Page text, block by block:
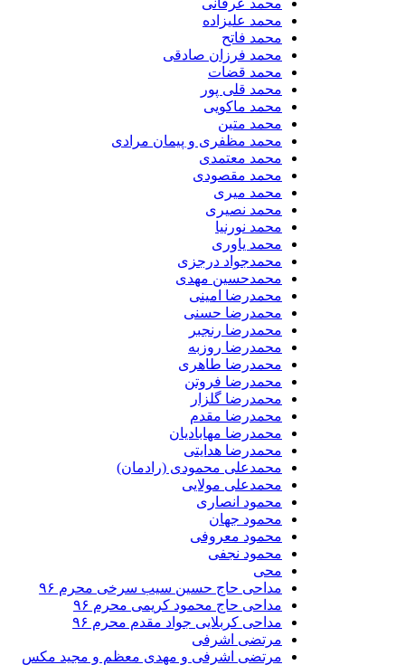
محمد علیزاده
محمد فاتح
محمد فرزان صادقی
محمد قضات
محمد قلی پور
محمد ماکویی
محمد متین
محمد مظفری و پیمان مرادی
محمد معتمدی
محمد مقصودی
محمد میری
محمد نصیری
محمد نورنیا
محمد یاوری
محمدجواد درجزی
محمدحسین مهدی
محمدرضا امینی
محمدرضا حسنی
محمدرضا رنجبر
محمدرضا روزبه
محمدرضا طاهری
محمدرضا فروتن
محمدرضا گلزار
محمدرضا مقدم
محمدرضا مهابادیان
محمدرضا هدایتی
محمدعلی محمودی (رادمان)
محمدعلی مولایی
محمود انصاری
محمود جهان
محمود معروفی
محمود نجفی
محی
مداحی حاج حسین سیب سرخی محرم ۹۶
مداحی حاج محمود کریمی محرم ۹۶
مداحی کربلایی جواد مقدم محرم ۹۶
مرتضی اشرفی
مرتضی اشرفی و مهدی معظم و مجید مکس